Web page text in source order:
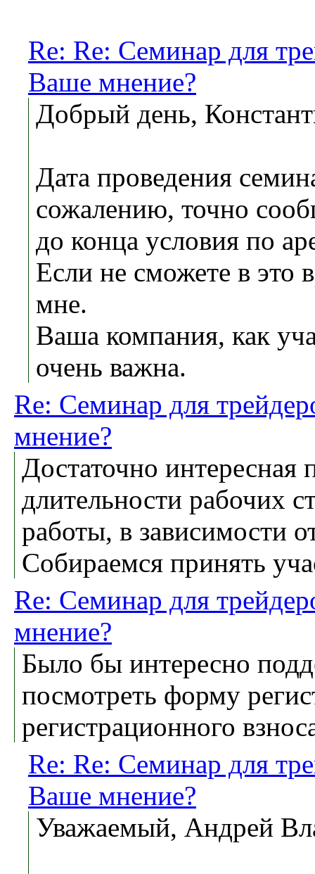
Re: Re: Семинар для
Ваше мнение?
Добрый день,
Дата проведения
сожалению, точно
до конца условия по
Если не сможете в это
мне.
Ваша компания, как
очень важна.
Re: Семинар для
мнение?
Достаточно
длительности рабочих
работы, в зависимости
Собираемся принять
Re: Семинар для
мнение?
Было бы интересно
посмотреть форму
регистрационного
Re: Re: Семинар для
Ваше мнение?
Уважаемый, Андрей